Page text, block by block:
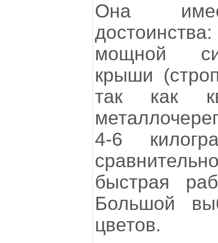
Она
мощной
крыши
так как
4-6
быстрая
Большой
цветов.